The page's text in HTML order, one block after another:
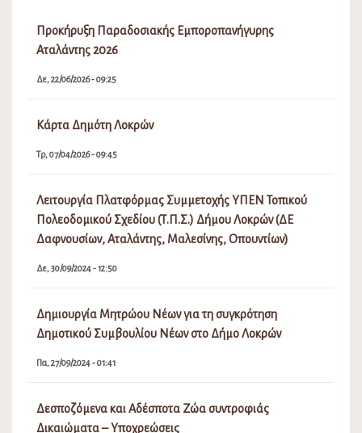
Προκήρυξη Παραδοσιακής Εμποροπανήγυρης
Αταλάντης 2026
Δε, 22/06/2026 - 09:25
Κάρτα Δημότη Λοκρών
Τρ, 07/04/2026 - 09:45
Λειτουργία Πλατφόρμας Συμμετοχής ΥΠΕΝ Τοπικού
Πολεοδομικού Σχεδίου (Τ.Π.Σ.) Δήμου Λοκρών (ΔΕ
Δαφνουσίων, Αταλάντης, Μαλεσίνης, Οπουντίων)
Δε, 30/09/2024 - 12:50
Δημιουργία Μητρώου Νέων για τη συγκρότηση
Δημοτικού Συμβουλίου Νέων στο Δήμο Λοκρών
Πα, 27/09/2024 - 01:41
Δεσποζόμενα και Αδέσποτα Ζώα συντροφιάς
Δικαιώματα – Υποχρεώσεις